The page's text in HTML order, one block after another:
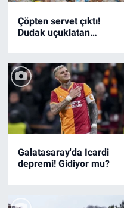
Çöpten servet çıktı!
Dudak uçuklatan
Galatasaray'da Icardi
depremi! Gidiyor mu?